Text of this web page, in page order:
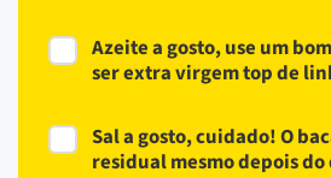
Azeite a gosto, use um
ser extra virgem top de
Sal a gosto, cuidado! O
residual mesmo depois do